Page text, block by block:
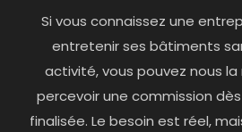
Si vous connaissez une
entretenir ses bâtiments
activité, vous pouvez nous
percevoir une commission
finalisée. Le besoin est réel,